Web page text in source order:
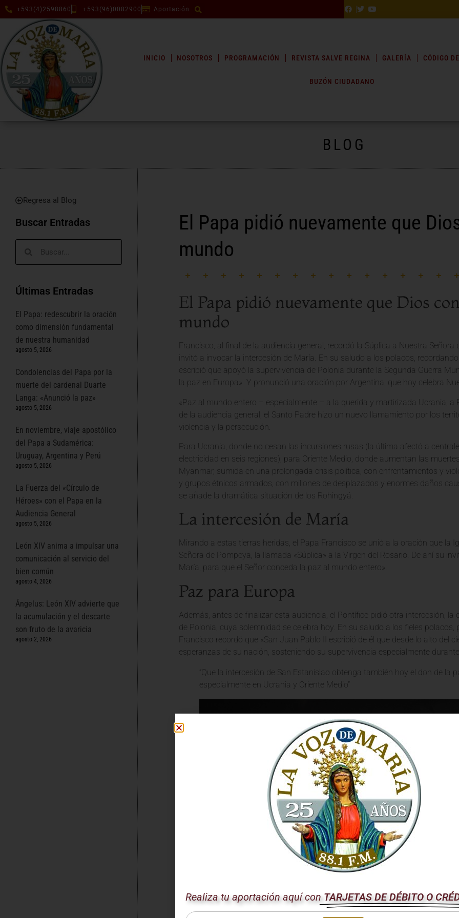
+593(4)2598860 +593(96)0082900 Aportación
INICIO NOSOTROS PROGRAMACIÓN REVISTA SALVE REGINA GALERÍA CÓDIGO
BUZÓN CIUDADANO
BLOG
Regresa al Blog
Buscar Entradas
Últimas Entradas
El Papa: redescubrir la oración
como dimensión fundamental
de nuestra humanidad
agosto 5, 2026
Condolencias del Papa por la
muerte del cardenal Duarte
Langa: «Anunció la paz»
agosto 5, 2026
En noviembre, viaje apostólico
del Papa a Sudamérica:
Uruguay, Argentina y Perú
agosto 5, 2026
La Fuerza del «Círculo de
Héroes» con el Papa en la
Audiencia General
agosto 5, 2026
León XIV anima a impulsar una
comunicación al servicio del
bien común
agosto 4, 2026
Ángelus: León XIV advierte que
la acumulación y el descarte
son fruto de la avaricia
agosto 2, 2026
El Papa pidió nuevamente que
mundo
El Papa pidió nuevamente que Dios
mundo
Francisco, al final de la audiencia general, recordó la Súplica a Nuestra
invitó a invocar la intercesión de María. En su saludo a los polacos,
escribió que apoyó la supervivencia de Polonia durante la Segunda Guerra
la paz en Europa». Y pronunció una oración por Argentina, que hoy celebra
«Paz al mundo entero – especialmente – a la querida y martirizada Ucrania, a
de la audiencia general, el Santo Padre hizo un nuevo llamamiento por los
violencia y la persecución.
Para Ucrania, donde no cesan las incursiones rusas (la última afectó a
electricidad en seis regiones); para Oriente Medio, donde aumentan las
Myanmar, sumida en una prolongada crisis política, con enfrentamientos y
y grupos étnicos armados, con millones de desplazados y enormes daños
se añade la dramática situación de los Rohingyá.
La intercesión de María
Mirando a estas tierras heridas, el Papa Francisco se unió a la oración que la
Señora de Pompeya, la llamada «Súplica» a la Virgen del Rosario. De ahí su
María, para que el Señor conceda la paz al mundo entero».
Paz para Europa
Además, antes de finalizar esta audiencia, el Pontífice pidió otra intercesión,
de Polonia, cuya solemnidad se celebra hoy. En su saludo a los fieles polacos,
Francisco recordó que «San Juan Pablo II escribió de él que desde lo alto del
esperanzas de su nación, sosteniendo su supervivencia especialmente
“Que la intercesión de San Estanislao obtenga también hoy el don de la
especialmente en Ucrania y Oriente Medio”
Realiza tu aportación aquí con TARJETAS DE DÉBITO O